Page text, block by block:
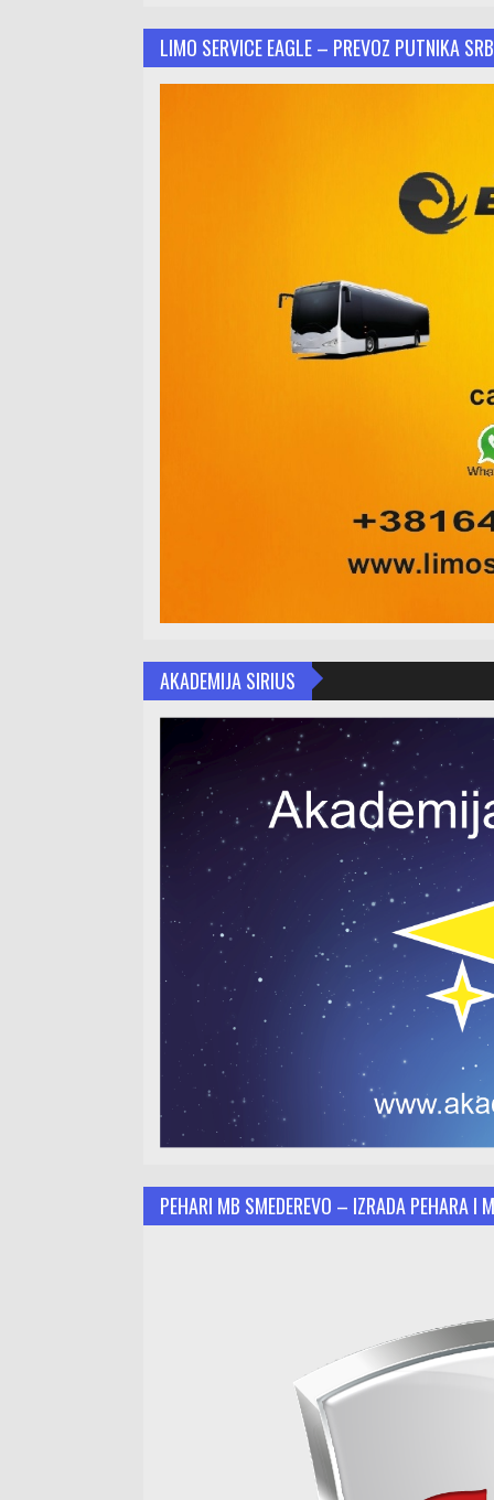
LIMO SERVICE EAGLE – PREVOZ PUTNIKA
AKADEMIJA SIRIUS
PEHARI MB SMEDEREVO – IZRADA PEHARA I